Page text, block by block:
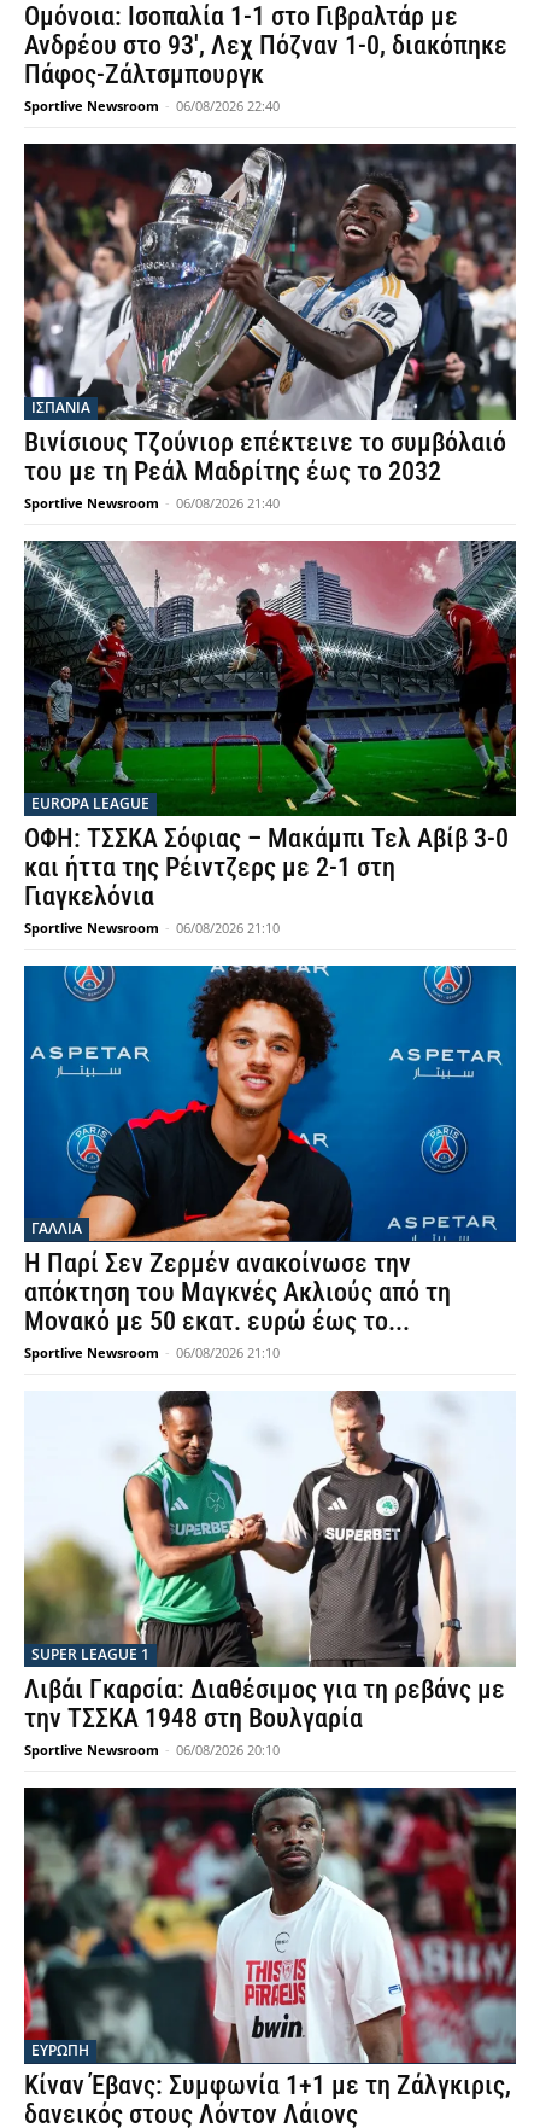
Ομόνοια: Ισοπαλία 1-1 στο Γιβραλτάρ με
Ανδρέου στο 93′, Λεχ Πόζναν 1-0, διακόπηκε
Πάφος-Ζάλτσμπουργκ
Sportlive Newsroom - 06/08/2026 22:40
ΙΣΠΑΝΙΑ
Βινίσιους Τζούνιορ επέκτεινε το συμβόλαιό
του με τη Ρεάλ Μαδρίτης έως το 2032
Sportlive Newsroom - 06/08/2026 21:40
EUROPA LEAGUE
ΟΦΗ: ΤΣΣΚΑ Σόφιας – Μακάμπι Τελ Αβίβ 3-0
και ήττα της Ρέιντζερς με 2-1 στη
Γιαγκελόνια
Sportlive Newsroom - 06/08/2026 21:10
ΓΑΛΛΙΑ
Η Παρί Σεν Ζερμέν ανακοίνωσε την
απόκτηση του Μαγκνές Ακλιούς από τη
Μονακό με 50 εκατ. ευρώ έως το...
Sportlive Newsroom - 06/08/2026 21:10
SUPER LEAGUE 1
Λιβάι Γκαρσία: Διαθέσιμος για τη ρεβάνς με
την ΤΣΣΚΑ 1948 στη Βουλγαρία
Sportlive Newsroom - 06/08/2026 20:10
ΕΥΡΩΠΗ
Κίναν Έβανς: Συμφωνία 1+1 με τη Ζάλγκιρις,
δανεικός στους Λόντον Λάιονς